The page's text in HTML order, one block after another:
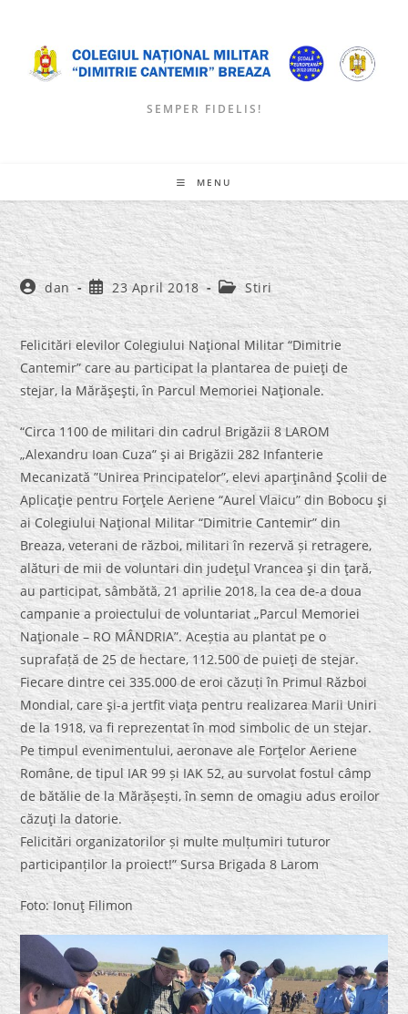
content
SEMPER FIDELIS!
MENU
Post
author:
dan
Post
published:
23 April 2018
Post
category:
Stiri
Felicitări elevilor Colegiului Naţional Militar “Dimitrie
Cantemir” care au participat la plantarea de puieţi de
stejar, la Mărăşeşti, în Parcul Memoriei Naţionale.
“Circa 1100 de militari din cadrul Brigăzii 8 LAROM
„Alexandru Ioan Cuza” şi ai Brigăzii 282 Infanterie
Mecanizată ”Unirea Principatelor”, elevi aparţinând Şcolii de
Aplicaţie pentru Forţele Aeriene “Aurel Vlaicu” din Bobocu şi
ai Colegiului Naţional Militar “Dimitrie Cantemir” din
Breaza, veterani de război, militari în rezervă și retragere,
alături de mii de voluntari din judeţul Vrancea şi din ţară,
au participat, sâmbătă, 21 aprilie 2018, la cea de-a doua
campanie a proiectului de voluntariat „Parcul Memoriei
Naţionale – RO MÂNDRIA”. Aceștia au plantat pe o
suprafață de 25 de hectare, 112.500 de puieţi de stejar.
Fiecare dintre cei 335.000 de eroi căzuți în Primul Război
Mondial, care şi-a jertfit viaţa pentru realizarea Marii Uniri
de la 1918, va fi reprezentat în mod simbolic de un stejar.
Pe timpul evenimentului, aeronave ale Forţelor Aeriene
Române, de tipul IAR 99 și IAK 52, au survolat fostul câmp
de bătălie de la Mărășești, în semn de omagiu adus eroilor
căzuţi la datorie.
Felicitări organizatorilor și multe mulțumiri tuturor
participanților la proiect!” Sursa Brigada 8 Larom
Foto: Ionuţ Filimon